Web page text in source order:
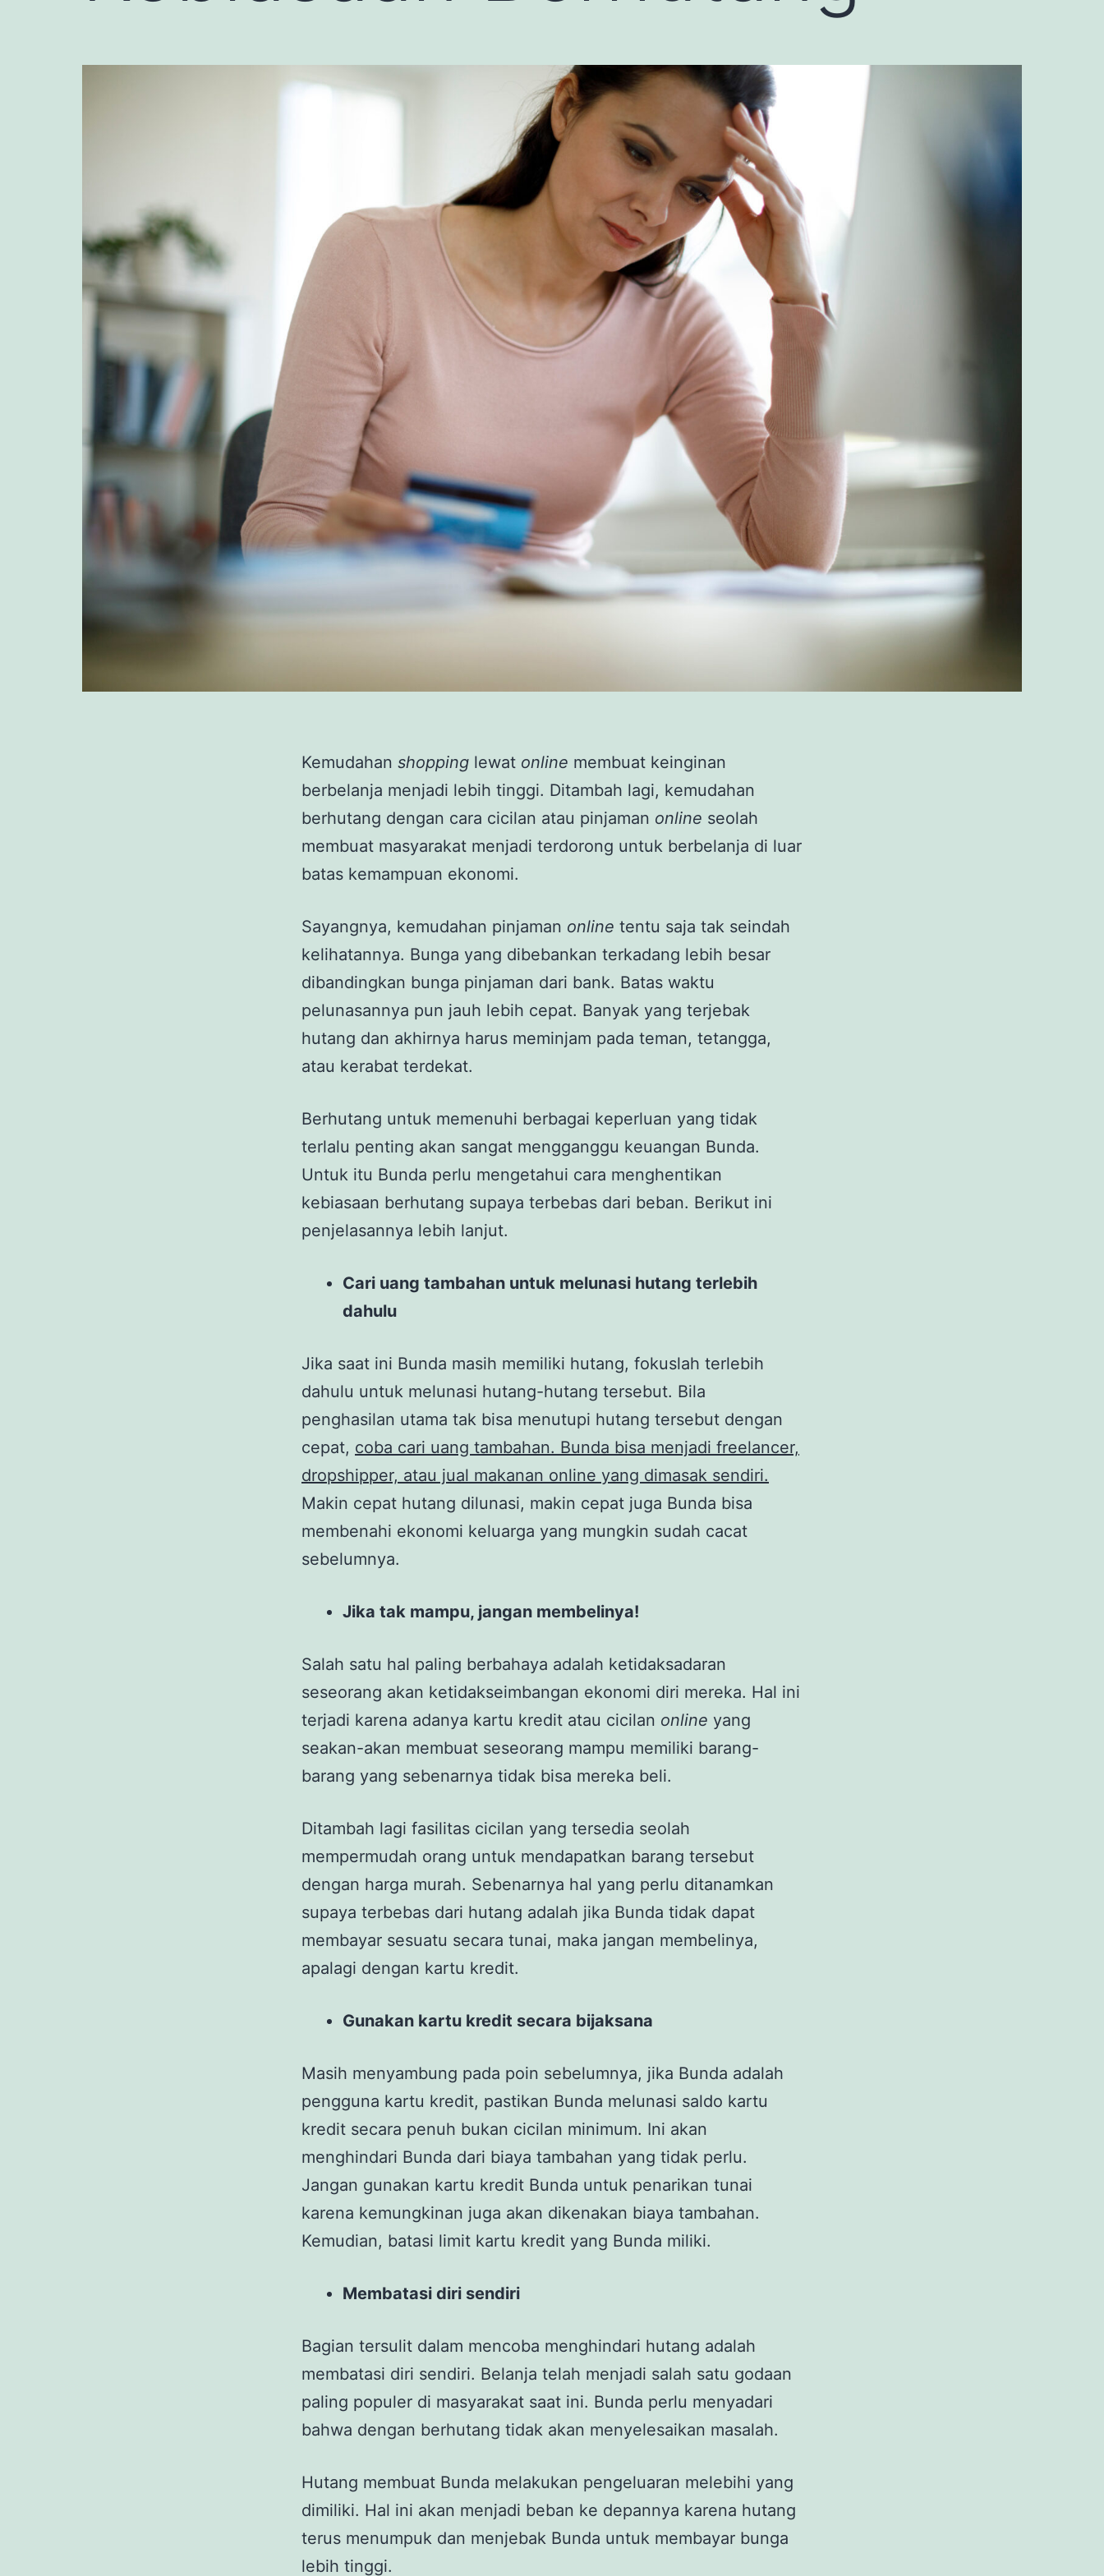
Kemudahan shopping lewat online membuat keinginan
berbelanja menjadi lebih tinggi. Ditambah lagi, kemudahan
berhutang dengan cara cicilan atau pinjaman online seolah
membuat masyarakat menjadi terdorong untuk berbelanja di luar
batas kemampuan ekonomi.
Sayangnya, kemudahan pinjaman online tentu saja tak seindah
kelihatannya. Bunga yang dibebankan terkadang lebih besar
dibandingkan bunga pinjaman dari bank. Batas waktu
pelunasannya pun jauh lebih cepat. Banyak yang terjebak
hutang dan akhirnya harus meminjam pada teman, tetangga,
atau kerabat terdekat.
Berhutang untuk memenuhi berbagai keperluan yang tidak
terlalu penting akan sangat mengganggu keuangan Bunda.
Untuk itu Bunda perlu mengetahui cara menghentikan
kebiasaan berhutang supaya terbebas dari beban. Berikut ini
penjelasannya lebih lanjut.
Cari uang tambahan untuk melunasi hutang terlebih
dahulu
Jika saat ini Bunda masih memiliki hutang, fokuslah terlebih
dahulu untuk melunasi hutang-hutang tersebut. Bila
penghasilan utama tak bisa menutupi hutang tersebut dengan
cepat, coba cari uang tambahan. Bunda bisa menjadi freelancer,
dropshipper, atau jual makanan online yang dimasak sendiri.
Makin cepat hutang dilunasi, makin cepat juga Bunda bisa
membenahi ekonomi keluarga yang mungkin sudah cacat
sebelumnya.
Jika tak mampu, jangan membelinya!
Salah satu hal paling berbahaya adalah ketidaksadaran
seseorang akan ketidakseimbangan ekonomi diri mereka. Hal ini
terjadi karena adanya kartu kredit atau cicilan online yang
seakan-akan membuat seseorang mampu memiliki barang-
barang yang sebenarnya tidak bisa mereka beli.
Ditambah lagi fasilitas cicilan yang tersedia seolah
mempermudah orang untuk mendapatkan barang tersebut
dengan harga murah. Sebenarnya hal yang perlu ditanamkan
supaya terbebas dari hutang adalah jika Bunda tidak dapat
membayar sesuatu secara tunai, maka jangan membelinya,
apalagi dengan kartu kredit.
Gunakan kartu kredit secara bijaksana
Masih menyambung pada poin sebelumnya, jika Bunda adalah
pengguna kartu kredit, pastikan Bunda melunasi saldo kartu
kredit secara penuh bukan cicilan minimum. Ini akan
menghindari Bunda dari biaya tambahan yang tidak perlu.
Jangan gunakan kartu kredit Bunda untuk penarikan tunai
karena kemungkinan juga akan dikenakan biaya tambahan.
Kemudian, batasi limit kartu kredit yang Bunda miliki.
Membatasi diri sendiri
Bagian tersulit dalam mencoba menghindari hutang adalah
membatasi diri sendiri. Belanja telah menjadi salah satu godaan
paling populer di masyarakat saat ini. Bunda perlu menyadari
bahwa dengan berhutang tidak akan menyelesaikan masalah.
Hutang membuat Bunda melakukan pengeluaran melebihi yang
dimiliki. Hal ini akan menjadi beban ke depannya karena hutang
terus menumpuk dan menjebak Bunda untuk membayar bunga
lebih tinggi.